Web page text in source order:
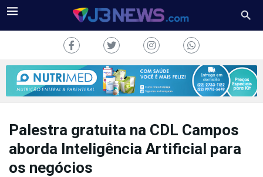
Palestra gratuita na CDL Campos
aborda Inteligência Artificial para
os negócios